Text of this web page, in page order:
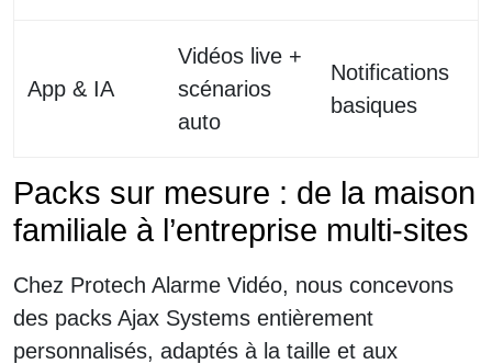
App & IA
Vidéos live +
scénarios
auto
Notifications
basiques
Packs sur mesure : de la maison
familiale à l’entreprise multi-sites
Chez Protech Alarme Vidéo, nous concevons
des packs Ajax Systems entièrement
personnalisés, adaptés à la taille et aux